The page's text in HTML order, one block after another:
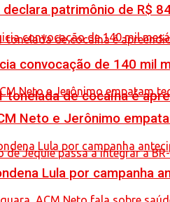
tonelada de cocaína é
declara patrimônio de R$
convocação de 140 mil
Neto e Jerônimo
Lula por campanha